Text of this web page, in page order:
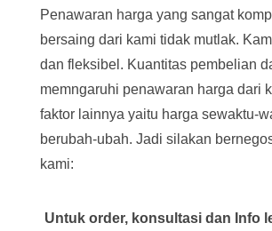
Penawaran harga yang sangat
bersaing dari kami tidak mutlak.
dan fleksibel. Kuantitas pembelian
memngaruhi penawaran harga dari
faktor lainnya yaitu harga sewaktu-
berubah-ubah. Jadi silakan
kami:
Untuk order, konsultasi dan Info